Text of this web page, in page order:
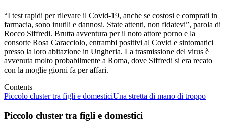
“I test rapidi per rilevare il Covid-19, anche se costosi e comprati in
farmacia, sono inutili e dannosi. State attenti, non fidatevi”, parola di
Rocco Siffredi. Brutta avventura per il noto attore porno e la
consorte Rosa Caracciolo, entrambi positivi al Covid e sintomatici
presso la loro abitazione in Ungheria. La trasmissione del virus è
avvenuta molto probabilmente a Roma, dove Siffredi si era recato
con la moglie giorni fa per affari.
Contents
Piccolo cluster tra figli e domesticiUna stretta di mano di troppo
Piccolo cluster tra figli e domestici